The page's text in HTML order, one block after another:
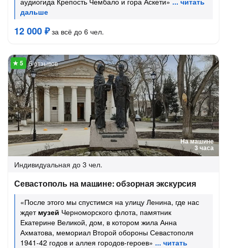
12 000 ₽за всё до 6 чел.
На машине
3 часа
5 отзывов
Индивидуальная до 3 чел.
Севастополь на машине: обзорная экскурсия
«После этого мы спустимся на улицу Ленина, где нас
ждет музей Черноморского флота, памятник
Екатерине Великой, дом, в котором жила Анна
Ахматова, мемориал Второй обороны Севастополя
1941-42 годов и аллея городов-героев»